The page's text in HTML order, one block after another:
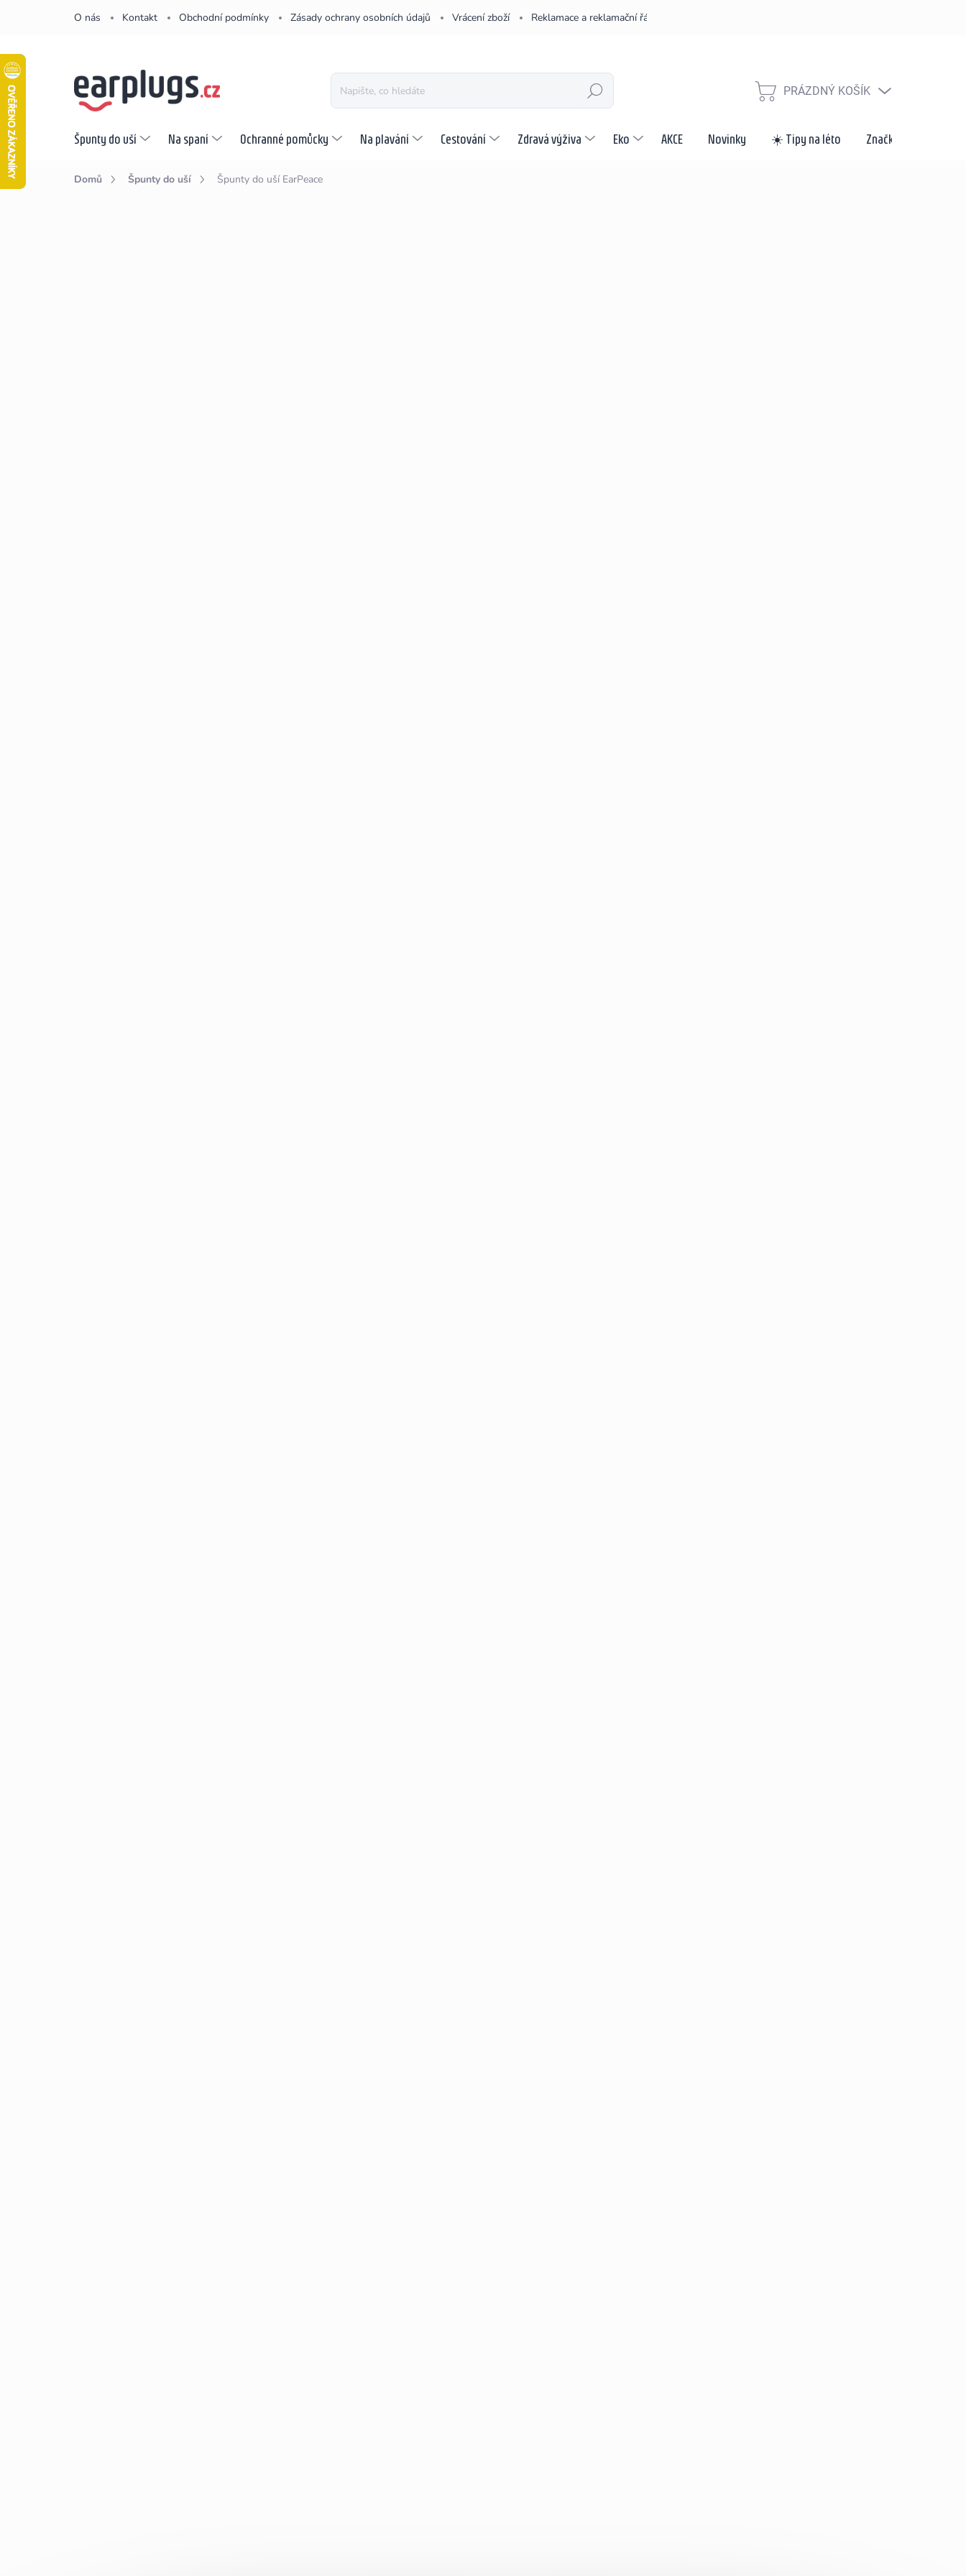
O nás Kontakt Obchodní podmínky Zásady ochrany osobních údajů Vrácení zboží Reklamace a reklamační řád
HLEDAT
NÁKUPNÍ
PRÁZDNÝ KOŠÍK
Špunty do uší Na spaní Ochranné pomůcky Na plavání Cestování Zdravá výživa Eko AKCE Novinky ☀️ Tipy na léto Značky
Domů Špunty do uší Špunty do uší EarPeace